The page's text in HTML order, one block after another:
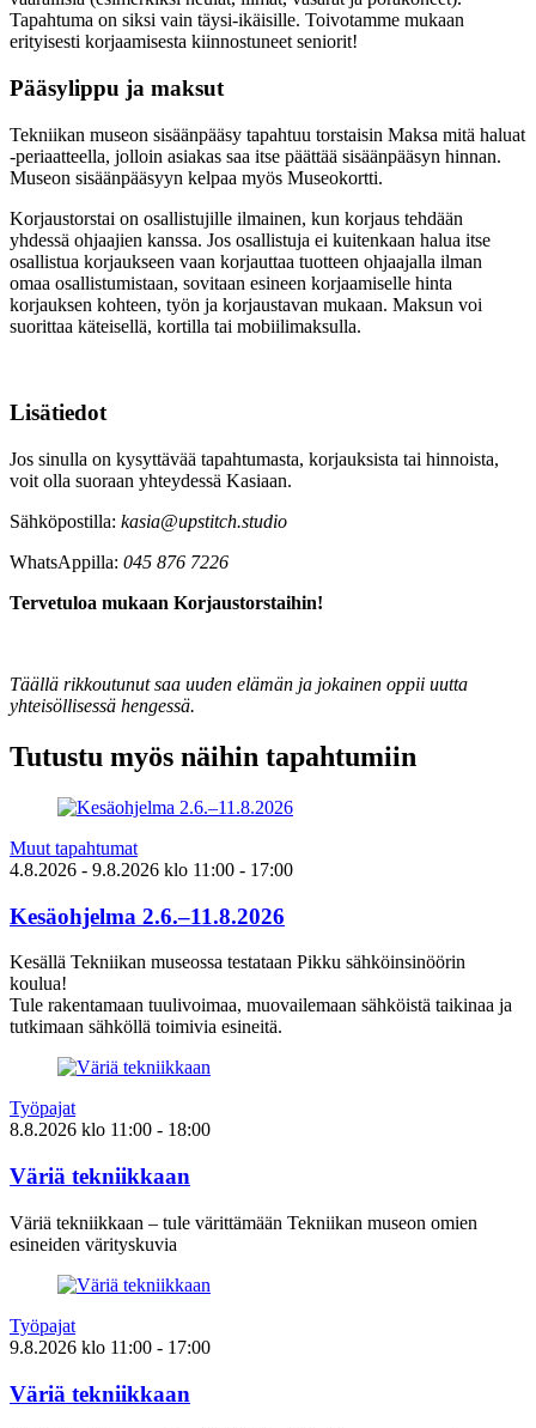
Tapahtuma on siksi vain täysi-ikäisille. Toivotamme mukaan
erityisesti korjaamisesta kiinnostuneet seniorit!
Pääsylippu ja maksut
Tekniikan museon sisäänpääsy tapahtuu torstaisin Maksa mitä haluat
-periaatteella, jolloin asiakas saa itse päättää sisäänpääsyn hinnan.
Museon sisäänpääsyyn kelpaa myös Museokortti.
Korjaustorstai on osallistujille ilmainen, kun korjaus tehdään
yhdessä ohjaajien kanssa. Jos osallistuja ei kuitenkaan halua itse
osallistua korjaukseen vaan korjauttaa tuotteen ohjaajalla ilman
omaa osallistumistaan, sovitaan esineen korjaamiselle hinta
korjauksen kohteen, työn ja korjaustavan mukaan. Maksun voi
suorittaa käteisellä, kortilla tai mobiilimaksulla.
Lisätiedot
Jos sinulla on kysyttävää tapahtumasta, korjauksista tai hinnoista,
voit olla suoraan yhteydessä Kasiaan.
Sähköpostilla: kasia@upstitch.studio
WhatsAppilla: 045 876 7226
Tervetuloa mukaan Korjaustorstaihin!
Täällä rikkoutunut saa uuden elämän ja jokainen oppii uutta
yhteisöllisessä hengessä.
Tutustu myös näihin tapahtumiin
Muut tapahtumat
4.8.2026 - 9.8.2026 klo 11:00 - 17:00
Kesäohjelma 2.6.–11.8.2026
Kesällä Tekniikan museossa testataan Pikku sähköinsinöörin
koulua!
Tule rakentamaan tuulivoimaa, muovailemaan sähköistä taikinaa ja
tutkimaan sähköllä toimivia esineitä.
Työpajat
8.8.2026 klo 11:00 - 18:00
Väriä tekniikkaan
Väriä tekniikkaan – tule värittämään Tekniikan museon omien
esineiden värityskuvia
Työpajat
9.8.2026 klo 11:00 - 17:00
Väriä tekniikkaan